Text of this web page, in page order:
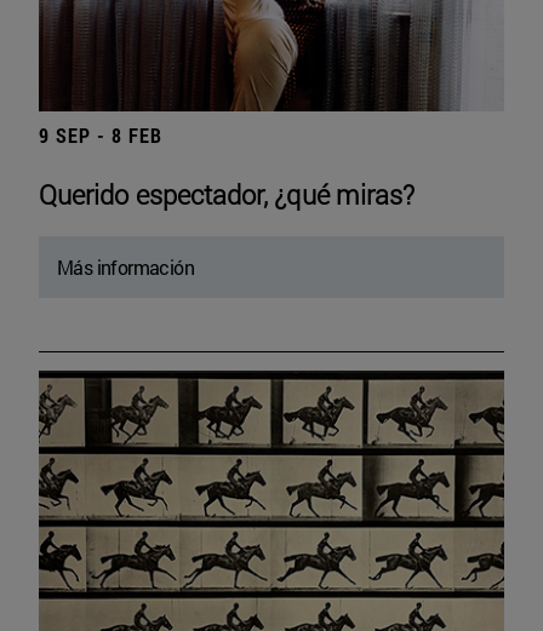
9 SEP - 8 FEB
Querido espectador, ¿qué miras?
Más información